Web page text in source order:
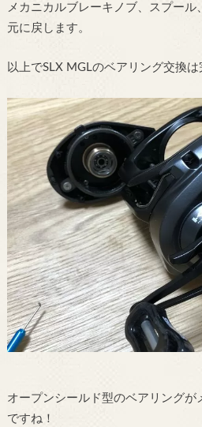
メカニカルブレーキノブ、スプー
元に戻します。
以上でSLX MGLのベアリング交換は
オープンシールド型のベアリングが
ですね！